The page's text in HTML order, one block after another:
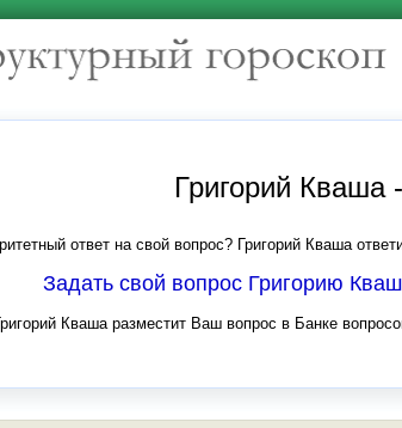
Григорий Кваша
ответ на свой вопрос? Григорий Кваша
Задать свой вопрос Григорию
Кваша разместит Ваш вопрос в Банке